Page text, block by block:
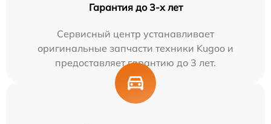
Гарантия до 3-х лет
Сервисный центр устанавливает
оригинальные запчасти техники Kugoo и
предоставляет гарантию до 3 лет.